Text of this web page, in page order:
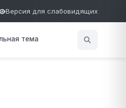
новом окне)
в новом окне)
в новом окне)
в новом окне)
Версия для слабовидящих
тема